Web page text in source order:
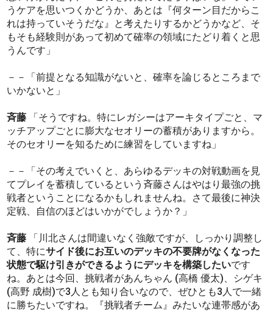
うケアを思いつくかどうか、あとは『何ターン目だからこ
れは持っていそうだな』と考えたりするかどうかなど、そ
もそも経験則があって初めて確率の領域にたどり着くと思
うんです」
－－「前提となる知識がないと、確率を論じるところまで
いかないと」
斉藤
「そうですね。特にレガシーはアーキタイプごと、マ
ッチアップごとに膨大なセオリーの蓄積がありますから。
そのセオリーを知るために練習をしていますね」
－－「その考えでいくと、あらゆるデッキの対戦動画を見
てプレイを蓄積しているという斉藤さんはやはり最強の挑
戦者ということになるかもしれませんね。さて最後に神決
定戦、自信のほどはいかがでしょうか？」
斉藤
「川北さんは間違いなく強敵ですが、しっかり調整し
て、特にサイド後にお互いのデッキの不要牌がなくなった
状態で駆け引きができるようにデッキを構築したいです
ね。あとは今回、挑戦者があんちゃん (高橋 優太)、シゲキ
(高野 成樹)で3人とも知り合いなので、ぜひとも3人で一緒
に勝ちたいですね。『挑戦者チーム』みたいな連帯感があ